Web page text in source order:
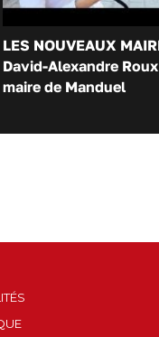
LES NOUVEAUX
David-Alexandre
maire de Manduel